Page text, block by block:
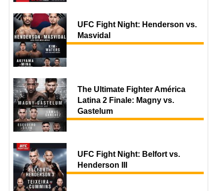
UFC Fight Night: Henderson vs.
Masvidal
The Ultimate Fighter América
Latina 2 Finale: Magny vs.
Gastelum
UFC Fight Night: Belfort vs.
Henderson III